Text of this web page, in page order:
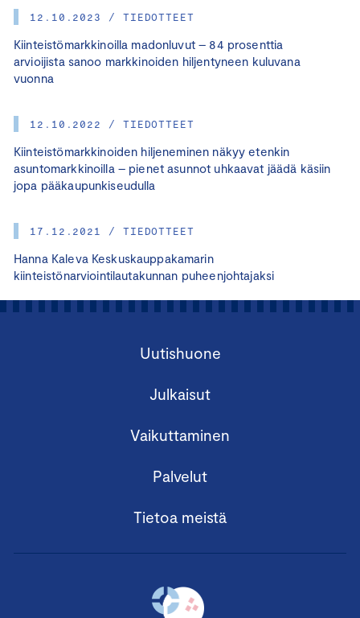
12.10.2023 / TIEDOTTEET
Kiinteistömarkkinoilla madonluvut – 84 prosenttia
arvioijista sanoo markkinoiden hiljentyneen kuluvana
vuonna
12.10.2022 / TIEDOTTEET
Kiinteistömarkkinoiden hiljeneminen näkyy etenkin
asuntomarkkinoilla – pienet asunnot uhkaavat jäädä käsiin
jopa pääkaupunkiseudulla
17.12.2021 / TIEDOTTEET
Hanna Kaleva Keskuskauppakamarin
kiinteistönarviointilautakunnan puheenjohtajaksi
Uutishuone
Julkaisut
Vaikuttaminen
Palvelut
Tietoa meistä